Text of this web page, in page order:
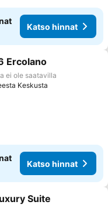
Katso hinnat
Ercolano
ei ole saatavilla
Keskusta
Katso hinnat
Suite